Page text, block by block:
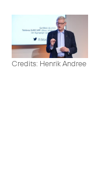
Credits: Henrik Andree